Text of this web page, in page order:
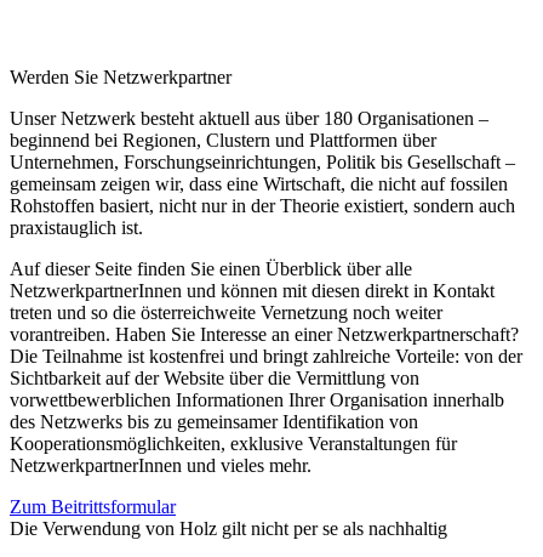
Werden Sie Netzwerkpartner
Unser Netzwerk besteht aktuell aus über 180 Organisationen –
beginnend bei Regionen, Clustern und Plattformen über
Unternehmen, Forschungseinrichtungen, Politik bis Gesellschaft –
gemeinsam zeigen wir, dass eine Wirtschaft, die nicht auf fossilen
Rohstoffen basiert, nicht nur in der Theorie existiert, sondern auch
praxistauglich ist.
Auf dieser Seite finden Sie einen Überblick über alle
NetzwerkpartnerInnen und können mit diesen direkt in Kontakt
treten und so die österreichweite Vernetzung noch weiter
vorantreiben. Haben Sie Interesse an einer Netzwerkpartnerschaft?
Die Teilnahme ist kostenfrei und bringt zahlreiche Vorteile: von der
Sichtbarkeit auf der Website über die Vermittlung von
vorwettbewerblichen Informationen Ihrer Organisation innerhalb
des Netzwerks bis zu gemeinsamer Identifikation von
Kooperationsmöglichkeiten, exklusive Veranstaltungen für
NetzwerkpartnerInnen und vieles mehr.
Zum Beitrittsformular
Die Verwendung von Holz gilt nicht per se als nachhaltig